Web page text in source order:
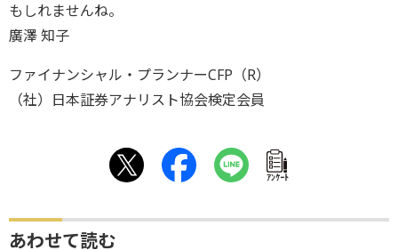
もしれませんね。
廣澤 知子
ファイナンシャル・プランナーCFP（R）
（社）日本証券アナリスト協会検定会員
ｱﾝｹｰﾄ
あわせて読む